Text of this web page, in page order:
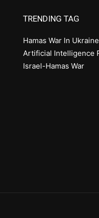
TRENDING TAG
Hamas War In Ukraine
Artificial Intelligence
Israel-Hamas War